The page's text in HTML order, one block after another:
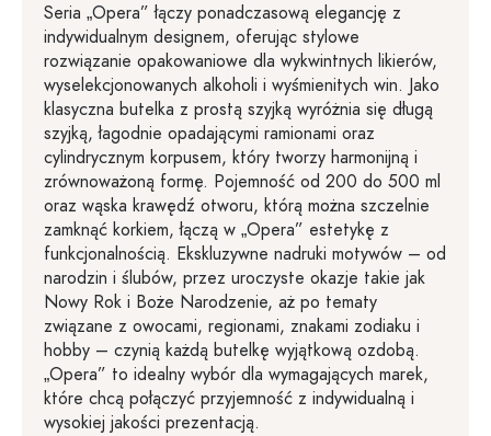
Seria „Opera” łączy ponadczasową elegancję z
indywidualnym designem, oferując stylowe
rozwiązanie opakowaniowe dla wykwintnych likierów,
wyselekcjonowanych alkoholi i wyśmienitych win. Jako
klasyczna butelka z prostą szyjką wyróżnia się długą
szyjką, łagodnie opadającymi ramionami oraz
cylindrycznym korpusem, który tworzy harmonijną i
zrównoważoną formę. Pojemność od 200 do 500 ml
oraz wąska krawędź otworu, którą można szczelnie
zamknąć korkiem, łączą w „Opera” estetykę z
funkcjonalnością. Ekskluzywne nadruki motywów – od
narodzin i ślubów, przez uroczyste okazje takie jak
Nowy Rok i Boże Narodzenie, aż po tematy
związane z owocami, regionami, znakami zodiaku i
hobby – czynią każdą butelkę wyjątkową ozdobą.
„Opera” to idealny wybór dla wymagających marek,
które chcą połączyć przyjemność z indywidualną i
wysokiej jakości prezentacją.